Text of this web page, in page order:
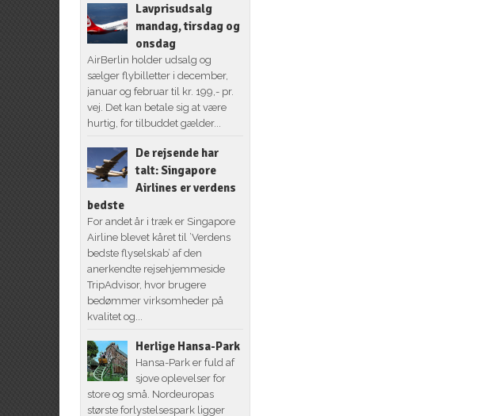
Lavprisudsalg
mandag, tirsdag og
onsdag
AirBerlin holder udsalg og
sælger flybilletter i december,
januar og februar til kr. 199,- pr.
vej. Det kan betale sig at være
hurtig, for tilbuddet gælder...
De rejsende har
talt: Singapore
Airlines er verdens
bedste
For andet år i træk er Singapore
Airline blevet kåret til ’Verdens
bedste flyselskab’ af den
anerkendte rejsehjemmeside
TripAdvisor, hvor brugere
bedømmer virksomheder på
kvalitet og...
Herlige Hansa-Park
Hansa-Park er fuld af
sjove oplevelser for
store og små. Nordeuropas
største forlystelsespark ligger